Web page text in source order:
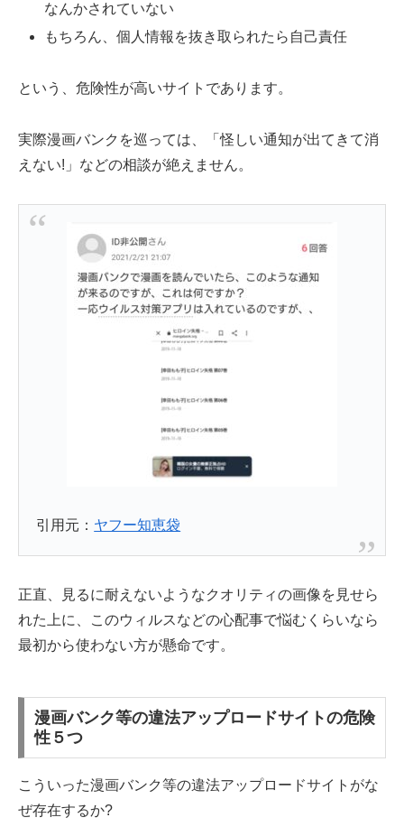
なんかされていない
もちろん、個人情報を抜き取られたら自己責任
という、危険性が高いサイトであります。
実際漫画バンクを巡っては、「怪しい通知が出てきて消
えない!」などの相談が絶えません。
引用元： ヤフー知恵袋
正直、見るに耐えないようなクオリティの画像を見せら
れた上に、このウィルスなどの心配事で悩むくらいなら
最初から使わない方が懸命です。
漫画バンク等の違法アップロードサイトの危険
性５つ
こういった漫画バンク等の違法アップロードサイトがな
ぜ存在するか?